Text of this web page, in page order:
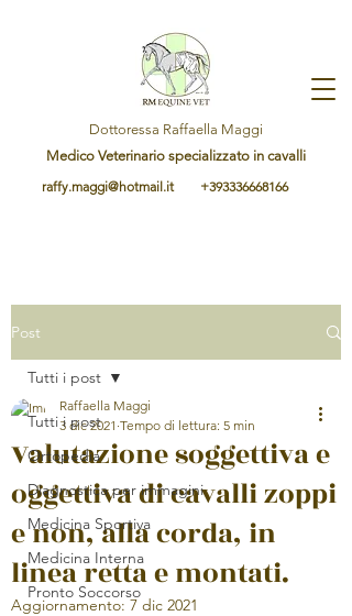
raffy.maggi@hotmail.it +393336668166
Dottoressa Raffaella Maggi
Medico Veterinario specializzato in cavalli
Post
Tutti i post
Ortopedia
Diagnostica per immagini
Medicina Sportiva
Medicina Interna
Pronto Soccorso
Tutti i post
Valutazione soggettiva e
oggettiva di cavalli zoppi
e non, alla corda, in
linea retta e montati.
Raffaella Maggi
3 dic 2021 Tempo di lettura: 5 min
Aggiornamento: 7 dic 2021